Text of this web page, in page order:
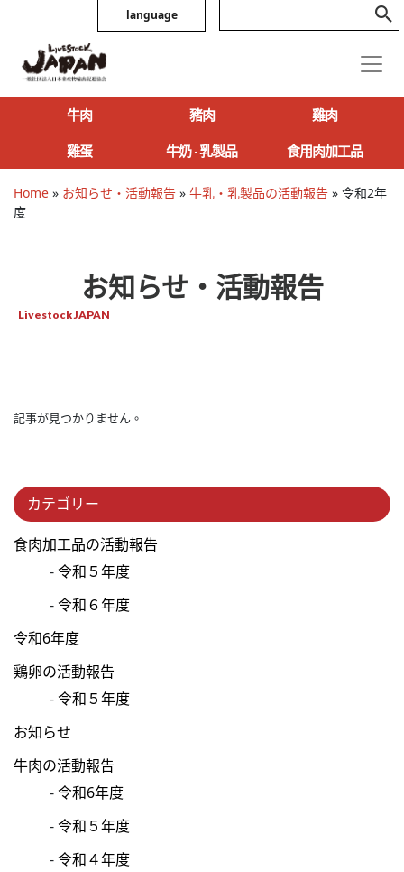
language
牛肉 豬肉
雞肉
雞蛋
牛奶 ‧ 乳製品 食用肉加工品
Home » お知らせ・活動報告 » 牛乳・乳製品の活動報告 » 令和2年
度
お知らせ・活動報告
Livestock JAPAN
記事が見つかりません。
カテゴリー
食肉加工品の活動報告
令和５年度
令和６年度
令和6年度
鶏卵の活動報告
令和５年度
お知らせ
牛肉の活動報告
令和6年度
令和５年度
令和４年度